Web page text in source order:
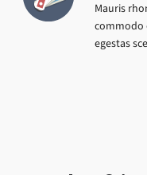
Mauris
commodo
egestas